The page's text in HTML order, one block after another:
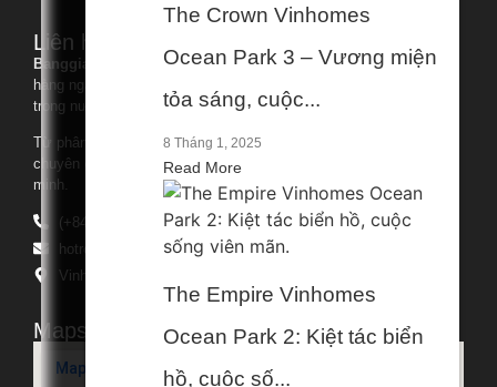
The Crown Vinhomes
Ocean Park 3 – Vương miện
tỏa sáng, cuộc...
8 Tháng 1, 2025
Read More
The Empire Vinhomes
Ocean Park 2: Kiệt tác biển
hồ, cuộc số...
Liên hệ.
Banggiavn.com
mang thông tin bất động sản uy tín, cập nhật
hàng ngày những kiến thức hữu ích về thị trường bất động sản
trong nước và quốc tế.
Từ phân tích chuyên sâu đến những góc nhìn cá nhân của các
chuyên gia, chúng tôi giúp bạn đưa ra quyết định đầu tư thông
minh.
(+84)-869-519-161
hotro.banggiavn@mail.com
Vinhomes Ocean Park, Đa Tốn, Hưng Yên, Việt Nam
Maps